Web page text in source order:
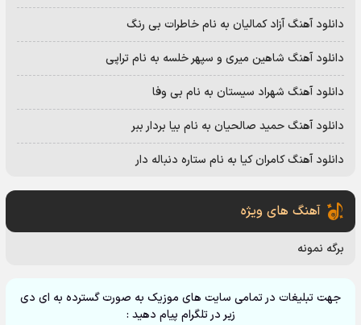
دانلود آهنگ آزاد کمالیان به نام خاطرات بی رنگ
دانلود آهنگ شاهین میری و سپهر خلسه به نام تراپی
دانلود آهنگ شهراد سیستان به نام بی وفا
دانلود آهنگ حمید صالحیان به نام بیا بردار ببر
دانلود آهنگ کامران کیا به نام ستاره دنباله دار
آهنگ های ویژه
برگه نمونه
جهت تبلیغات در تمامی سایت های موزیک به صورت گسترده به ای دی
زیر در تلگرام پیام دهید :